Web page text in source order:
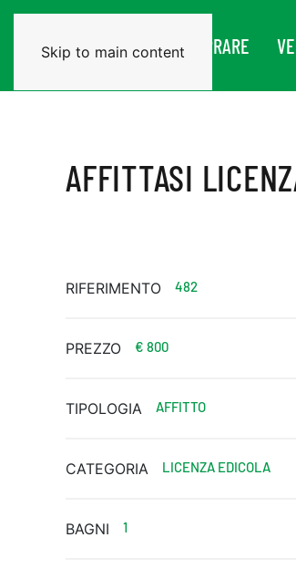
Skip to main content
CHI SIAMO COMPRARE
AFFITTASI
RIFERIMENTO 482
PREZZO € 800
TIPOLOGIA AFFITTO
CATEGORIA LICENZA EDICOLA
BAGNI 1